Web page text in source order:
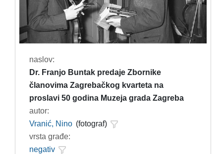
naslov:
Dr. Franjo Buntak predaje Zbornike
članovima Zagrebačkog kvarteta na
proslavi 50 godina Muzeja grada Zagreba
autor:
Vranić, Nino (fotograf)
vrsta građe:
negativ